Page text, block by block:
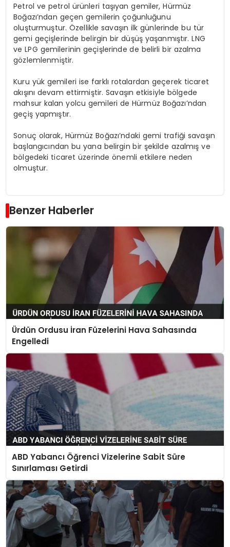
Petrol ve petrol ürünleri taşıyan gemiler, Hürmüz
Boğazı’ndan geçen gemilerin çoğunluğunu
oluşturmuştur. Özellikle savaşın ilk günlerinde bu tür
gemi geçişlerinde belirgin bir düşüş yaşanmıştır. LNG
ve LPG gemilerinin geçişlerinde de belirli bir azalma
gözlemlenmiştir.
Kuru yük gemileri ise farklı rotalardan geçerek ticaret
akışını devam ettirmiştir. Savaşın etkisiyle bölgede
mahsur kalan yolcu gemileri de Hürmüz Boğazı’ndan
geçiş yapmıştır.
Sonuç olarak, Hürmüz Boğazı’ndaki gemi trafiği savaşın
başlangıcından bu yana belirgin bir şekilde azalmış ve
bölgedeki ticaret üzerinde önemli etkilere neden
olmuştur.
Benzer Haberler
Ürdün Ordusu İran Füzelerini Hava Sahasında
Engelledi
ABD Yabancı Öğrenci Vizelerine Sabit Süre
Sınırlaması Getirdi